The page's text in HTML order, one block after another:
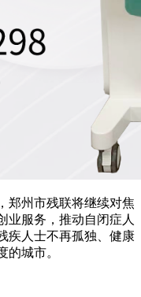
郑州市残联将继续对焦
业服务，推动自闭症人
疾人士不再孤独、健康
的城市。